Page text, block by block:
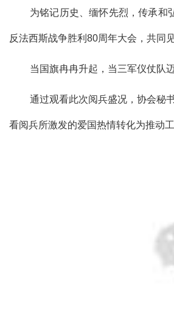
为铭记历史、缅怀先烈，传承和
反法西斯战争胜利 80周年大会 ， 共同
当国旗冉冉升起，当三军仪仗队
通过观看此次阅兵盛况，协会秘
看阅兵所激发的爱国热情转化为推动